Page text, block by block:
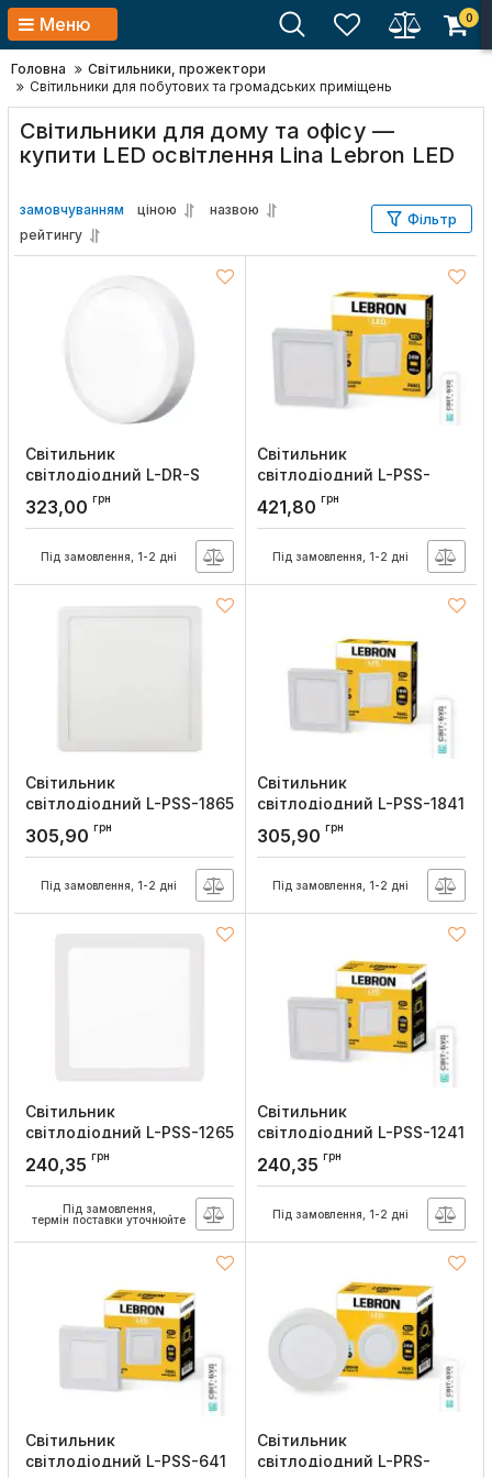
Меню 0
Головна
Світильники, прожектори
Світильники для побутових та громадських приміщень
Світильники для дому та офісу —
купити LED освітлення Lina Lebron LED
замовчуванням ціною
назвою
рейтингу
Фільтр
Світильник
світлодіодний L-DR-S
18Вт 4100K, Lebron
Артикул:
323,00 грн
Під замовлення, 1-2 дні
Світильник
світлодіодний L-PSS-
2465 24Вт накладний
6500K з блоком
Артикул:12-10-99
421,80 грн
Під замовлення, 1-2 дні
Світильник
світлодіодний L-PSS-1865
18Вт накладний 6500K з
блоком живлення, Lebron
305,90 грн
Під замовлення, 1-2 дні
Світильник
світлодіодний L-PSS-1841
18Вт накладний 4100K,
Lebron
305,90 грн
Під замовлення, 1-2 дні
Світильник
світлодіодний L-PSS-1265
12Вт накладний 6500K з
блоком живлення, Lebron
240,35 грн
Під замовлення,
термін поставки уточнюйте
Світильник
світлодіодний L-PSS-1241
12Вт накладний 4100K,
Lebron
240,35 грн
Під замовлення, 1-2 дні
Світильник
світлодіодний L-PSS-641
Світильник
світлодіодний L-PRS-